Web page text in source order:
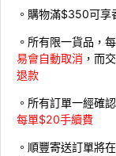
。購物滿$350可享
。所有限一貨品，
易會自動取消 ，而
退款
。所有訂單一經確
每單$20手續費
。順豐寄送訂單將